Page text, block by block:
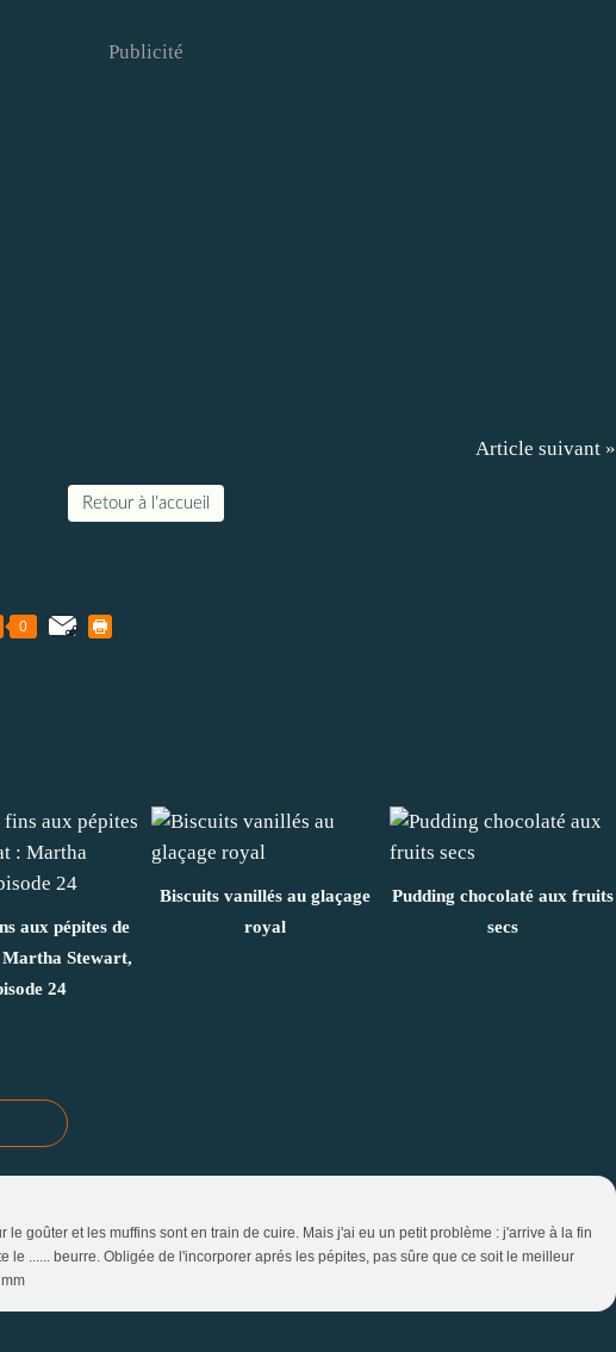
Publicité
Article suivant »
Retour à l'accueil
0
aux pépites de
Stewart,
24
Biscuits vanillés au glaçage
royal
Pudding chocolaté aux fruits
secs
le goûter et les muffins sont en train de cuire. Mais j'ai eu un petit problème : j'arrive à la fin
le ...... beurre. Obligée de l'incorporer aprés les pépites, pas sûre que ce soit le meilleur